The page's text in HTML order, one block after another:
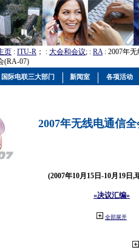
页 : ITU-R ； : 大会和会议; : RA: 2007年
(RA-07)
2007年无线电通信
(2007年10月15日-10月19日,
«决议汇编»
全部展开
国际电联三大部门 新闻室 各项活动